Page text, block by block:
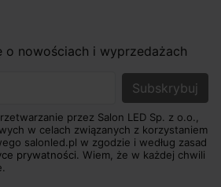
o nowościach i wyprzedażach
przez Salon LED Sp. z o.o.,
w celach związanych z korzystaniem
salonled.pl w zgodzie i według zasad
prywatności. Wiem, że w każdej chwili